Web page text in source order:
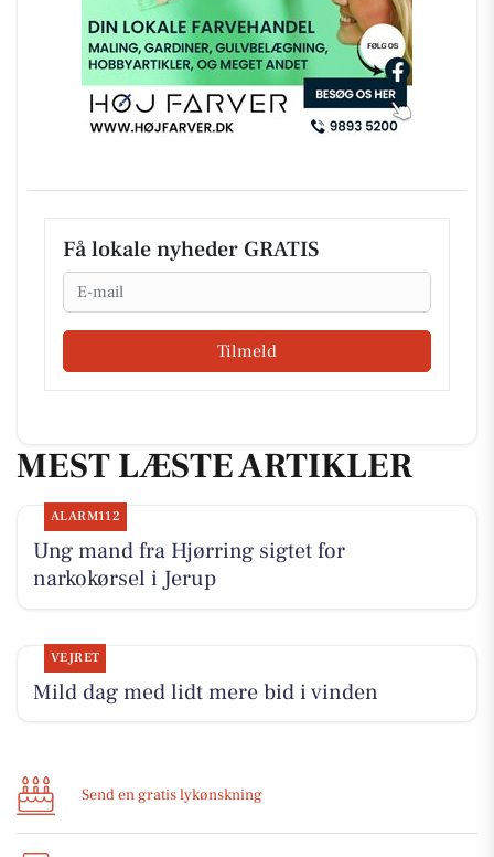
Få lokale nyheder GRATIS
Email
Tilmeld
MEST LÆSTE ARTIKLER
ALARM112
Ung mand fra Hjørring sigtet for
narkokørsel i Jerup
VEJRET
Mild dag med lidt mere bid i vinden
Send en gratis lykønskning